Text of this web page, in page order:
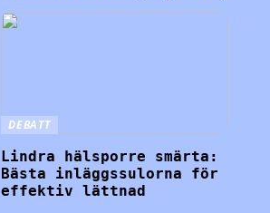
DEBATT
Lindra hälsporre smärta:
Bästa inläggssulorna för
effektiv lättnad